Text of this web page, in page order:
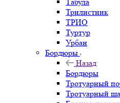
Трилистник
ТРИО
Туртур
Урбан
Бордюры
Назад
Бордюры
Тротуарный
Тротуарный